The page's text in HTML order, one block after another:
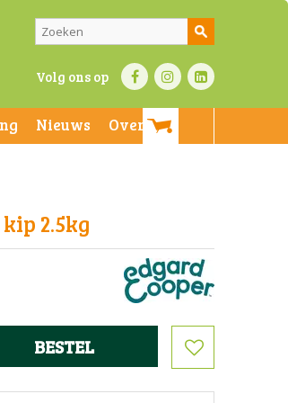
Volg ons op
Nieuws
Over ons
2.5kg